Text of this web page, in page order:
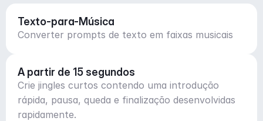
Texto-para-Música
Converter prompts de texto em faixas musicais
A partir de 15 segundos
Crie jingles curtos contendo uma introdução
rápida, pausa, queda e finalização desenvolvidas
rapidamente.